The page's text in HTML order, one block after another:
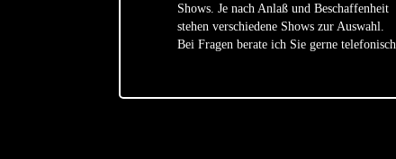
Shows. Je nach Anlaß und Beschaffenheit
stehen verschiedene Shows zur Auswahl.
Bei Fragen berate ich Sie gerne telefonisch.